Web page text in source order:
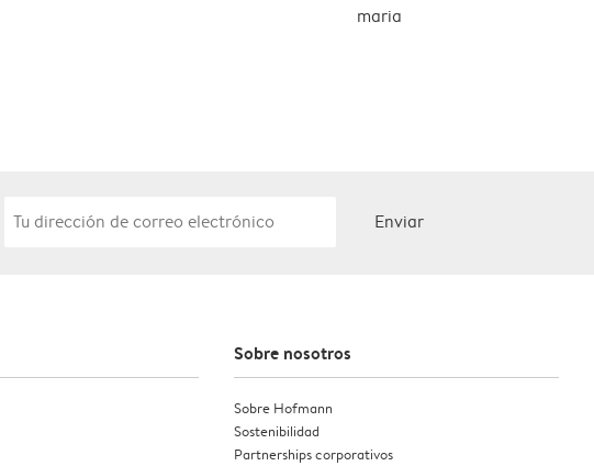
maria
Enviar
Sobre nosotros
Sobre Hofmann
Sostenibilidad
Partnerships corporativos